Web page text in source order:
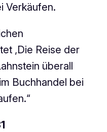
Verkäufen.
‚Die Reise der
überall
Buchhandel bei